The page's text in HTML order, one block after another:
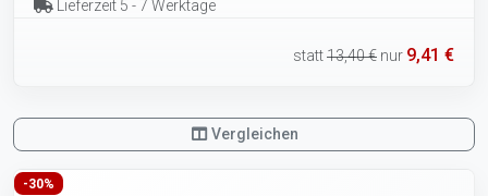
Lieferzeit 5 - 7 Werktage
statt13,40 € nur 9,41 €
Vergleichen
-30%